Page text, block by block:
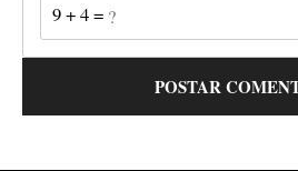
9 + 4 = ?